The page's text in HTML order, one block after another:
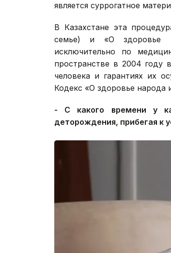
является суррогатное
В Казахстане эта
семье) и «О здоровье
исключительно по
пространстве в 2004 году
человека и гарантиях их
Кодекс «О здоровье народа
- С какого времени у
деторождения, прибегая к